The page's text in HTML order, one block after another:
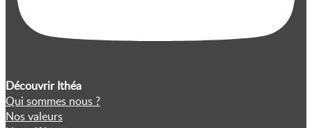
Découvrir Ithéa
Qui sommes nous ?
Nos valeurs